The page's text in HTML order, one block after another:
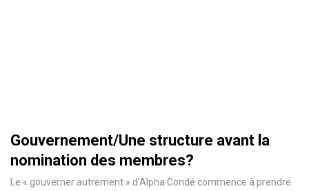
Gouvernement/Une structure avant la
nomination des membres?
Le « gouverner autrement » d’Alpha Condé commence à prendre